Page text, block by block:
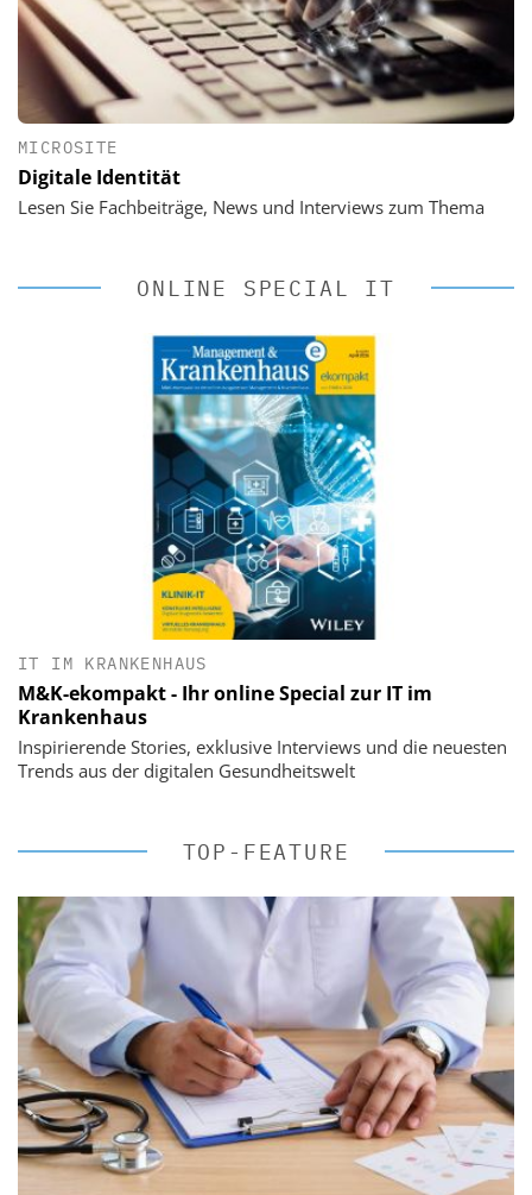
MICROSITE
Digitale Identität
Lesen Sie Fachbeiträge, News und Interviews zum Thema
ONLINE SPECIAL IT
IT IM KRANKENHAUS
M&K-ekompakt - Ihr online Special zur IT im
Krankenhaus
Inspirierende Stories, exklusive Interviews und die neuesten
Trends aus der digitalen Gesundheitswelt
TOP-FEATURE